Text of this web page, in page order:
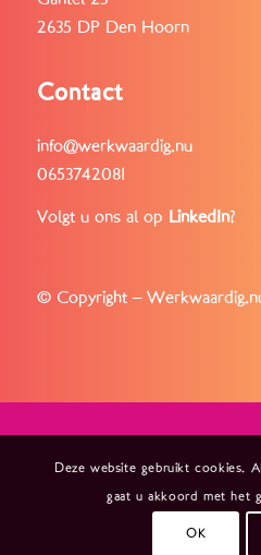
2635 DP Den Hoorn
Contact
info@werkwaardig.nu
0653742081
Volgt u ons al op LinkedIn?
© Copyright –
Deze website gebruikt cookies.
gaat u akkoord met het
OK